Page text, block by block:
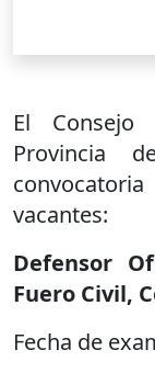
El
Provincia
vacantes:
Defensor
Fuero Civil,
Fecha de